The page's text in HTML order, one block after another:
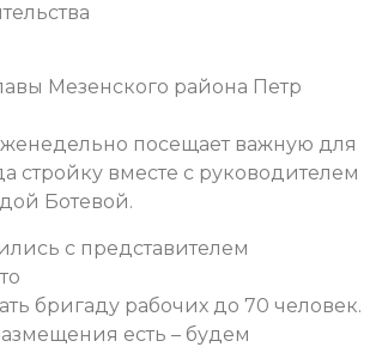
Мезенского района Петр
посещает важную для
стройку вместе с руководителем
Ботевой.
с представителем
бригаду рабочих до 70 человек.
есть – будем